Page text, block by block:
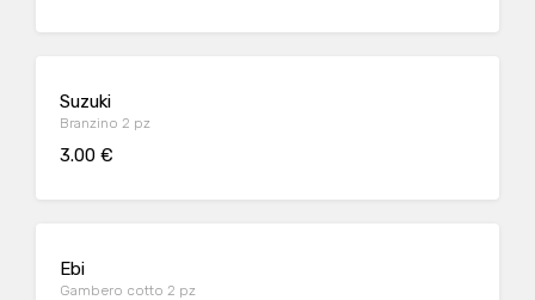
Suzuki
Branzino 2 pz
3.00 €
Ebi
Gambero cotto 2 pz